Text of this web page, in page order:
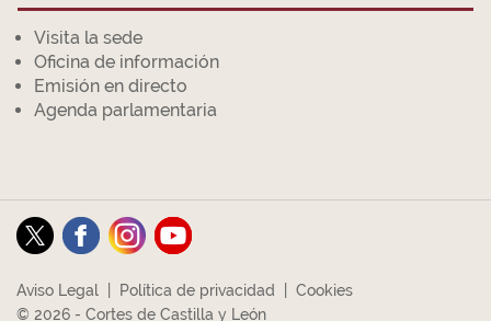
Visita la sede
Oficina de información
Emisión en directo
Agenda parlamentaria
Aviso Legal Política de privacidad
Cookies
© 2026 - Cortes de Castilla y León